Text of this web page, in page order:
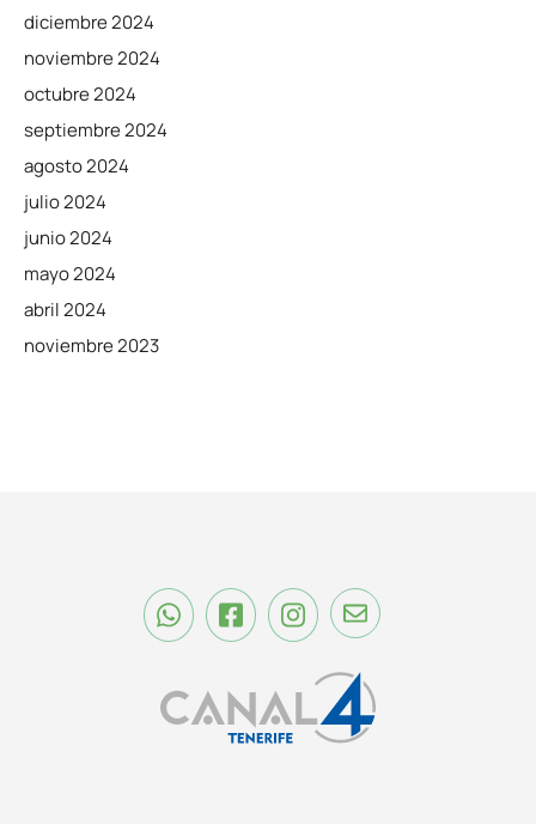
diciembre 2024
noviembre 2024
octubre 2024
septiembre 2024
agosto 2024
julio 2024
junio 2024
mayo 2024
abril 2024
noviembre 2023